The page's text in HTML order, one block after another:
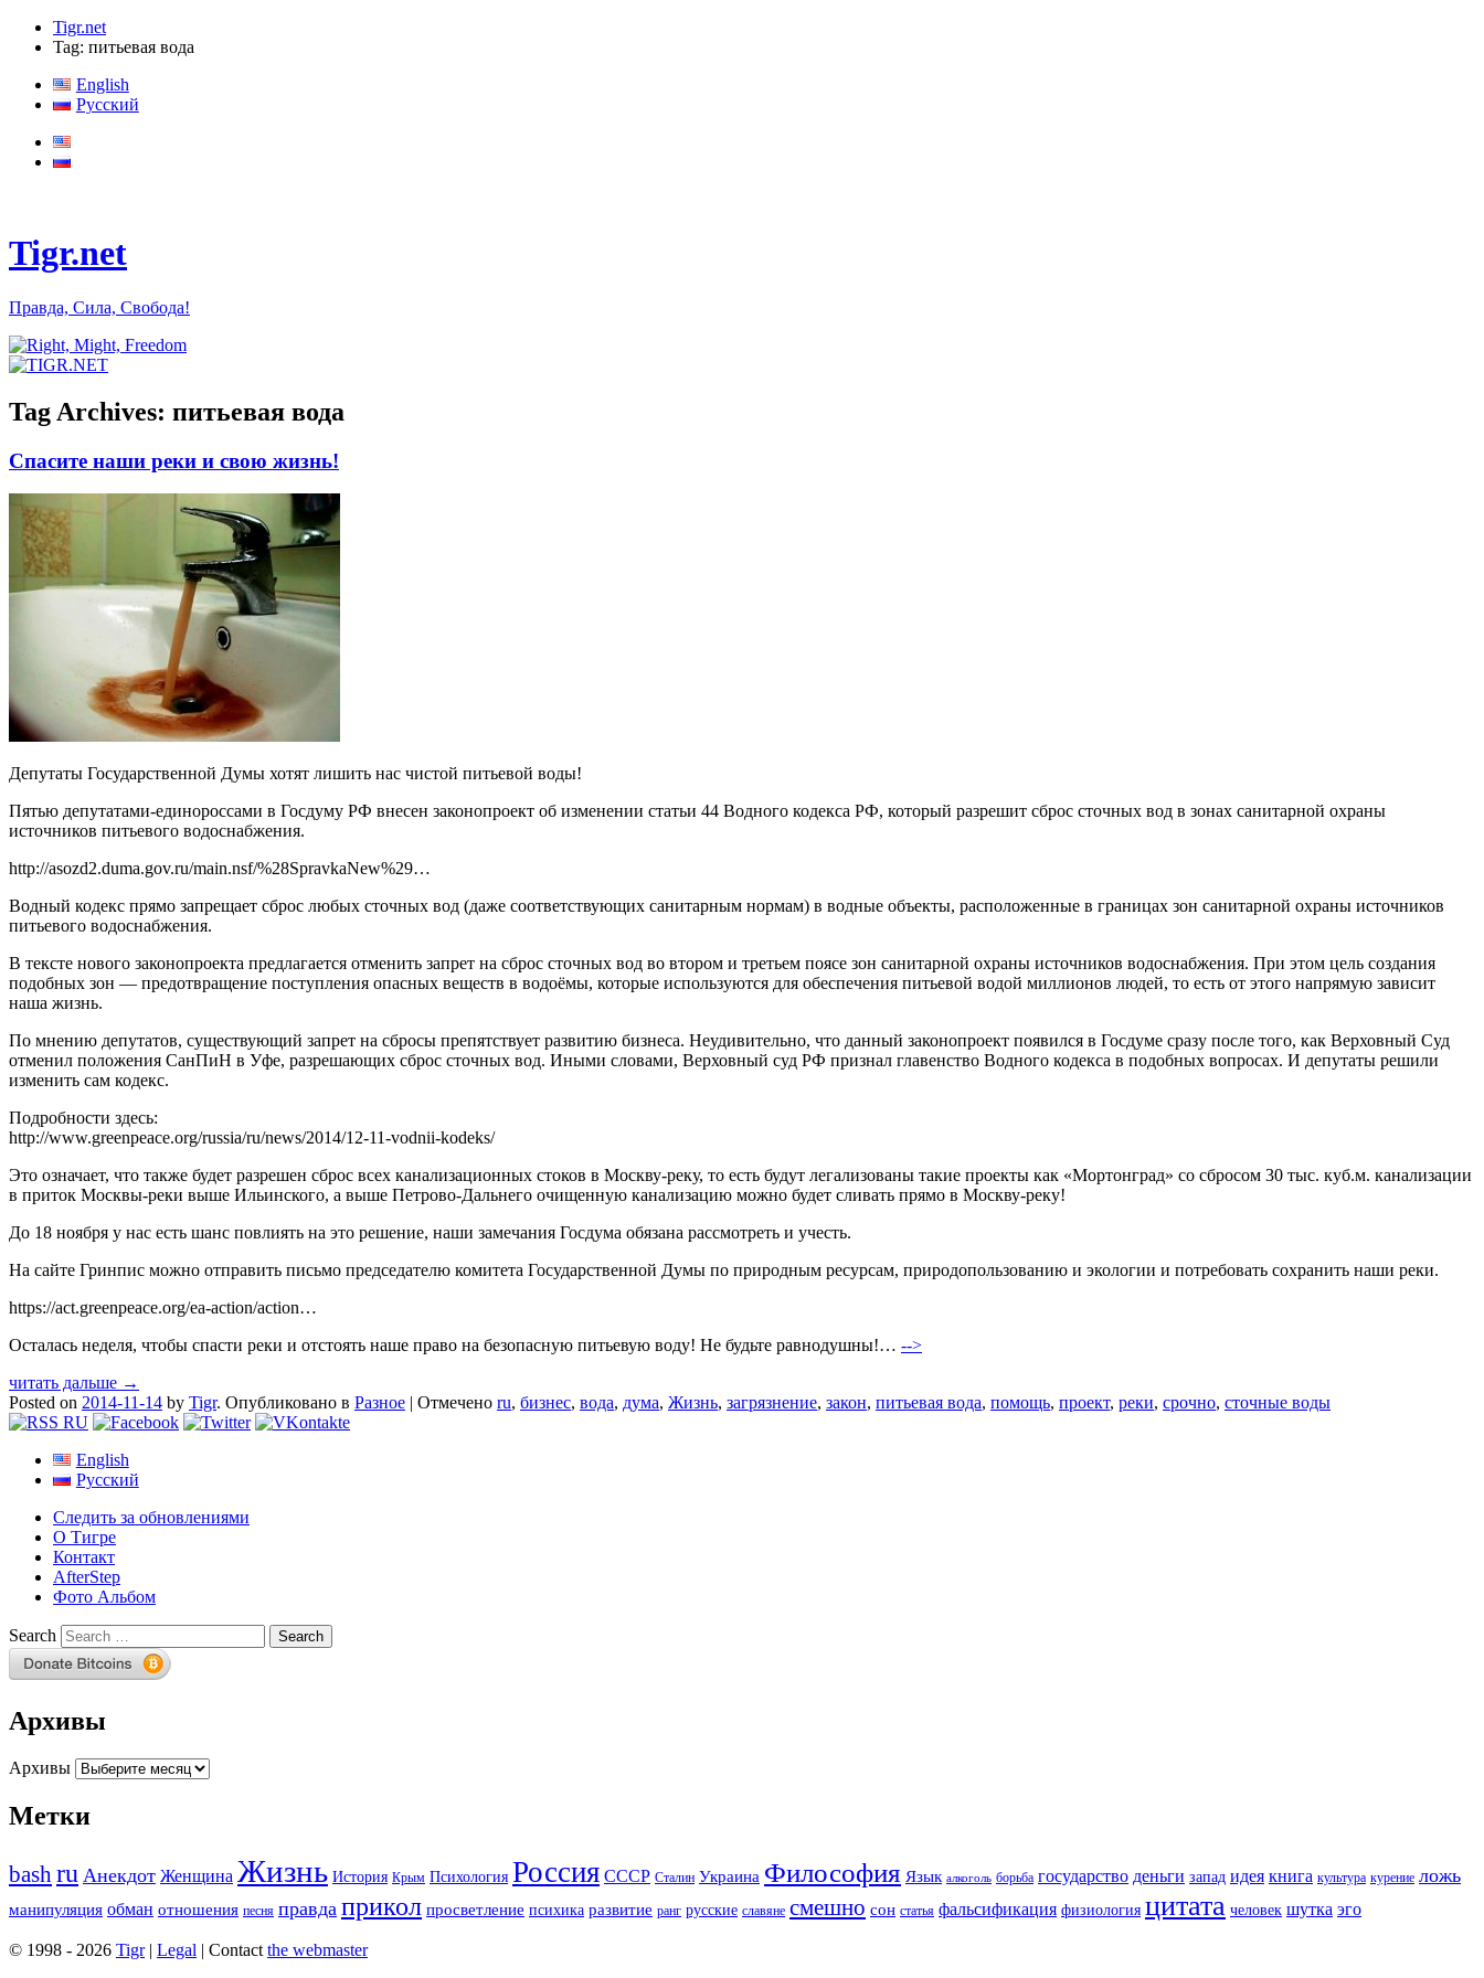
Tigr.net
Tag: питьевая вода
English
Русский
Tigr.net
Правда, Сила, Свобода!
Tag Archives: питьевая вода
Спасите наши реки и свою жизнь!
Депутаты Государственной Думы хотят лишить нас чистой питьевой воды!
Пятью депутатами-единороссами в Госдуму РФ внесен законопроект об изменении статьи 44 Водного кодекса РФ, который разрешит сброс сточных вод в зонах санитарной охраны
источников питьевого водоснабжения.
http://asozd2.duma.gov.ru/main.nsf/%28SpravkaNew%29…
Водный кодекс прямо запрещает сброс любых сточных вод (даже соответствующих санитарным нормам) в водные объекты, расположенные в границах зон санитарной охраны источников
питьевого водоснабжения.
В тексте нового законопроекта предлагается отменить запрет на сброс сточных вод во втором и третьем поясе зон санитарной охраны источников водоснабжения. При этом цель создания
подобных зон — предотвращение поступления опасных веществ в водоёмы, которые используются для обеспечения питьевой водой миллионов людей, то есть от этого напрямую зависит
наша жизнь.
По мнению депутатов, существующий запрет на сбросы препятствует развитию бизнеса. Неудивительно, что данный законопроект появился в Госдуме сразу после того, как Верховный Суд
отменил положения СанПиН в Уфе, разрешающих сброс сточных вод. Иными словами, Верховный суд РФ признал главенство Водного кодекса в подобных вопросах. И депутаты решили
изменить сам кодекс.
Подробности здесь:
http://www.greenpeace.org/russia/ru/news/2014/12-11-vodnii-kodeks/
Это означает, что также будет разрешен сброс всех канализационных стоков в Москву-реку, то есть будут легализованы такие проекты как «Мортонград» со сбросом 30 тыс. куб.м. канализации
в приток Москвы-реки выше Ильинского, а выше Петрово-Дальнего очищенную канализацию можно будет сливать прямо в Москву-реку!
До 18 ноября у нас есть шанс повлиять на это решение, наши замечания Госдума обязана рассмотреть и учесть.
На сайте Гринпис можно отправить письмо председателю комитета Государственной Думы по природным ресурсам, природопользованию и экологии и потребовать сохранить наши реки.
https://act.greenpeace.org/ea-action/action…
Осталась неделя, чтобы спасти реки и отстоять наше право на безопасную питьевую воду! Не будьте равнодушны!… -->
читать дальше →
Posted on 2014-11-14 by Tigr. Опубликовано в Разное | Отмечено ru, бизнес, вода, дума, Жизнь, загрязнение, закон, питьевая вода, помощь, проект, реки, срочно, сточные воды
English
Русский
Следить за обновлениями
О Тигре
Контакт
AfterStep
Фото Альбом
Search
Архивы
Архивы
Метки
bashru Анекдот Женщина Жизнь История Крым Психология Россия СССР Сталин Украина Философия Язык алкоголь борьба государство деньги запад идея книга культура курение ложь
манипуляция обман отношения песня правда прикол просветление психика развитие ранг русские славяне смешно сон статья фальсификация физиология цитата человек шутка эго
© 1998 - 2026 Tigr| Legal | Contact the webmaster